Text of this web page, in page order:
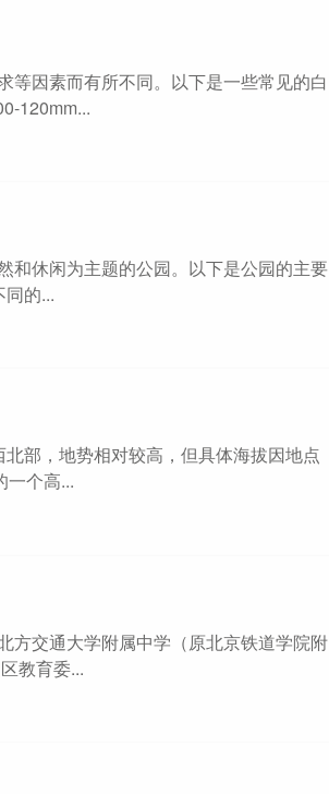
等因素而有所不同。以下是一些常见的白
120mm...
和休闲为主题的公园。以下是公园的主要
的...
部，地势相对较高，但具体海拔因地点
一个高...
方交通大学附属中学（原北京铁道学院附
教育委...